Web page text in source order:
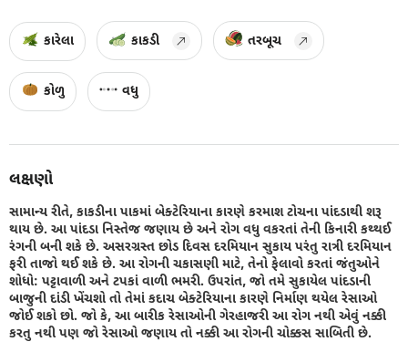
કારેલા કાકડી તરબૂચ
કોળુ વધુ
લક્ષણો
સામાન્ય રીતે, કાકડીના પાકમાં બેક્ટેરિયાના કારણે કરમાશ ટોચના પાંદડાથી શરૂ
થાય છે. આ પાંદડા નિસ્તેજ જણાય છે અને રોગ વધુ વકરતાં તેની કિનારી કથ્થઈ
રંગની બની શકે છે. અસરગ્રસ્ત છોડ દિવસ દરમિયાન સુકાય પરંતુ રાત્રી દરમિયાન
ફરી તાજો થઈ શકે છે. આ રોગની ચકાસણી માટે, તેનો ફેલાવો કરતાં જંતુઓને
શોધો: પટ્ટાવાળી અને ટપકાં વાળી ભમરી. ઉપરાંત, જો તમે સુકાયેલ પાંદડાની
બાજુની દાંડી ખેંચશો તો તેમાં કદાચ બેક્ટેરિયાના કારણે નિર્માણ થયેલ રેસાઓ
જોઈ શકો છો. જો કે, આ બારીક રેસાઓની ગેરહાજરી આ રોગ નથી એવું નક્કી
કરતુ નથી પણ જો રેસાઓ જણાય તો નક્કી આ રોગની ચોક્કસ સાબિતી છે.